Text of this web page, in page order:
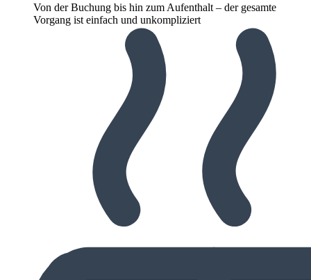
Von der Buchung bis hin zum Aufenthalt – der gesamte
Vorgang ist einfach und unkompliziert